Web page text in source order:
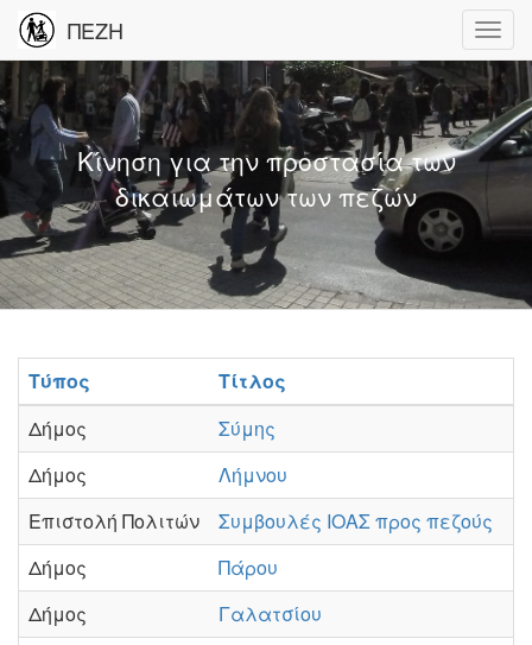
ΠΕΖΗ
Κίνηση για την προστασία των
δικαιωμάτων των πεζών
Τύπος
Τίτλος
Δήμος
Σύμης
Δήμος
Λήμνου
Επιστολή Πολιτών
Συμβουλές ΙΟΑΣ προς πεζούς
Δήμος
Πάρου
Δήμος
Γαλατσίου